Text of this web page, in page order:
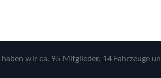
wir ca. 95 Mitglieder, 14 Fahrzeuge